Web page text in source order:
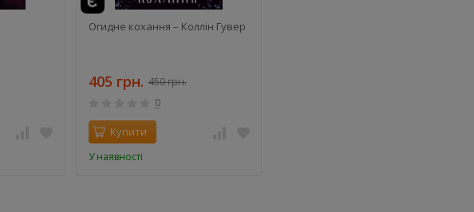
Огидне кохання – Коллін Гувер
405 грн. 450 грн.
0
Купити
У наявності